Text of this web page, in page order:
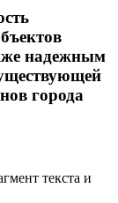
надежным
города
текста и